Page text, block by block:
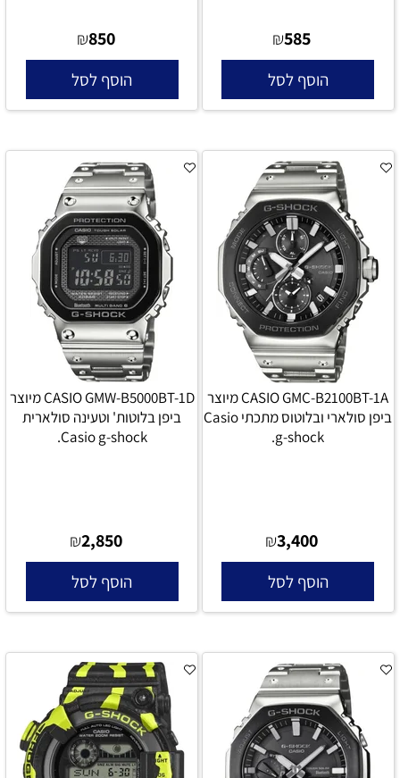
₪585
הוסף לסל
₪850
הוסף לסל
CASIO GMC-B2100BT-1A מיוצר
ביפן סולארי ובלוטוס מתכתי Casio
g-shock.
₪3,400
הוסף לסל
CASIO GMW-B5000BT-1D מיוצר
ביפן בלוטות' וטעינה סולארית
Casio g-shock.
₪2,850
הוסף לסל